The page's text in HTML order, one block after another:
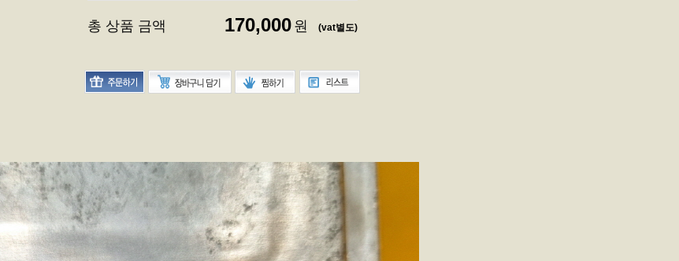
총 상품 금액 170,000 원 (vat별도)